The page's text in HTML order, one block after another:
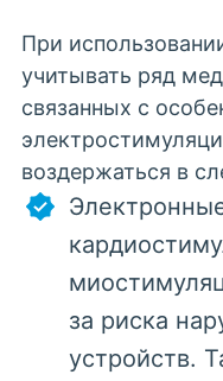
При
учитывать ряд
связанных с
воздержаться в
за риска
устройств.